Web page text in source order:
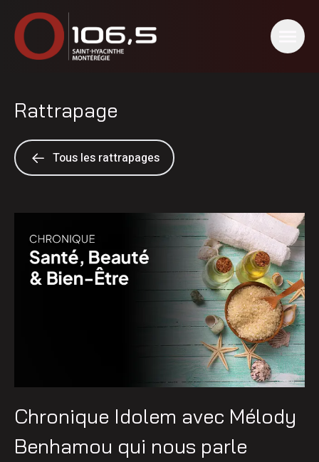
Rattrapage
Tous les rattrapages
Chronique Idolem avec Mélody
Benhamou qui nous parle